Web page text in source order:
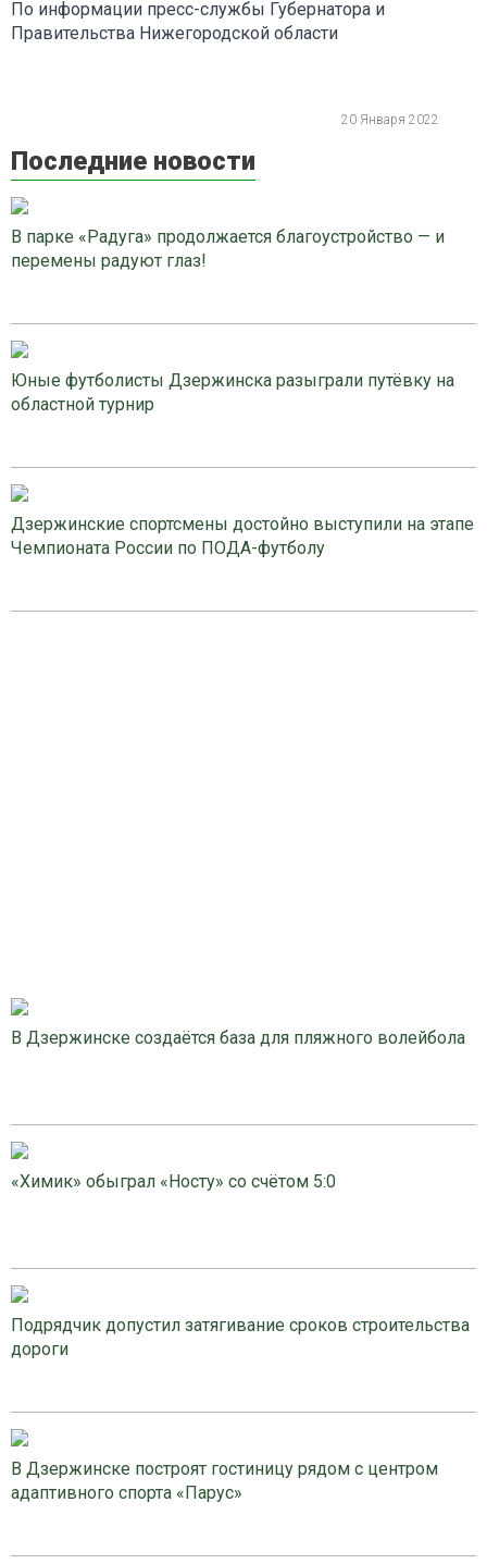
По информации пресс-службы Губернатора и
Правительства Нижегородской области
20 Января 2022
Последние новости
В парке «Радуга» продолжается благоустройство — и
перемены радуют глаз!
Юные футболисты Дзержинска разыграли путёвку на
областной турнир
Дзержинские спортсмены достойно выступили на этапе
Чемпионата России по ПОДА-футболу
В Дзержинске создаётся база для пляжного волейбола
«Химик» обыграл «Носту» со счётом 5:0
Подрядчик допустил затягивание сроков строительства
дороги
В Дзержинске построят гостиницу рядом с центром
адаптивного спорта «Парус»